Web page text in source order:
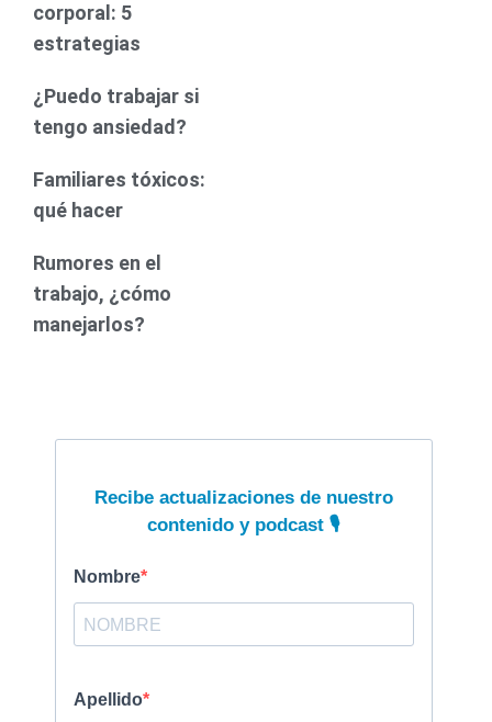
corporal: 5
estrategias
¿Puedo trabajar si
tengo ansiedad?
Familiares tóxicos:
qué hacer
Rumores en el
trabajo, ¿cómo
manejarlos?